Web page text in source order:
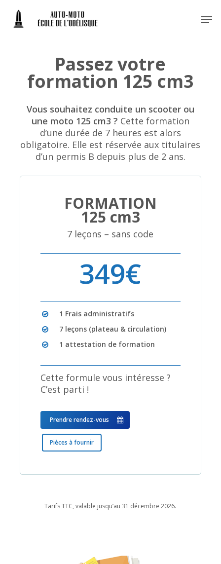
main
Passez votre
formation 125 cm3
Vous souhaitez conduite un scooter ou
une moto 125 cm3 ? Cette formation
d’une durée de 7 heures est alors
obligatoire. Elle est réservée aux titulaires
d’un permis B depuis plus de 2 ans.
FORMATION
125 cm3
7 leçons – sans code
349€
1 Frais administratifs
7 leçons (plateau & circulation)
1 attestation de formation
Cette formule vous intéresse ?
C’est parti !
Prendre rendez-vous
Pièces à fournir
Tarifs TTC, valable jusqu’au 31 décembre 2026.